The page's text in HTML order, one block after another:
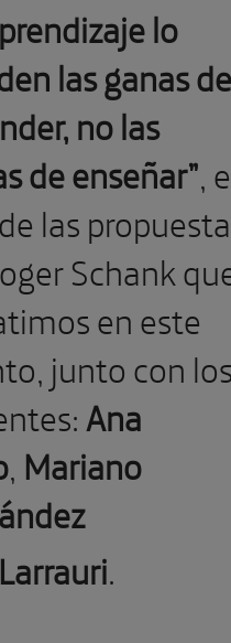
lo
las ganas de
no las
de enseñar”,
las
Schank
en este
junto con
Ana
, Mariano
.